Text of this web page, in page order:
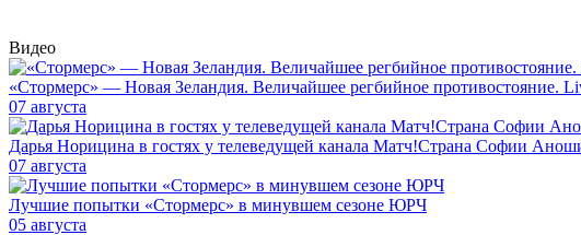
Видео
«Стормерс» — Новая Зеландия. Величайшее регбийное противостояние.
07 августа
Дарья Норицина в гостях у телеведущей канала Матч!Страна Софии
07 августа
Лучшие попытки «Стормерс» в минувшем сезоне ЮРЧ
05 августа